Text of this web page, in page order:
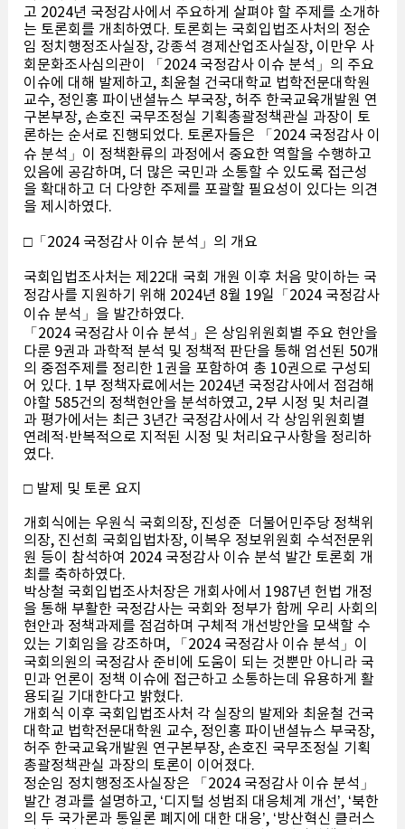
고 2024년 국정감사에서 주요하게 살펴야 할 주제를 소개하
는 토론회를 개최하였다. 토론회는 국회입법조사처의 정순
임 정치행정조사실장, 강종석 경제산업조사실장, 이만우 사
회문화조사심의관이 「2024 국정감사 이슈 분석」의 주요
이슈에 대해 발제하고, 최윤철 건국대학교 법학전문대학원
교수, 정인홍 파이낸셜뉴스 부국장, 허주 한국교육개발원 연
구본부장, 손호진 국무조정실 기획총괄정책관실 과장이 토
론하는 순서로 진행되었다. 토론자들은 「2024 국정감사 이
슈 분석」이 정책환류의 과정에서 중요한 역할을 수행하고
있음에 공감하며, 더 많은 국민과 소통할 수 있도록 접근성
을 확대하고 더 다양한 주제를 포괄할 필요성이 있다는 의견
을 제시하였다.
□「2024 국정감사 이슈 분석」의 개요
국회입법조사처는 제22대 국회 개원 이후 처음 맞이하는 국
정감사를 지원하기 위해 2024년 8월 19일「2024 국정감사
이슈 분석」을 발간하였다.
「2024 국정감사 이슈 분석」은 상임위원회별 주요 현안을
다룬 9권과 과학적 분석 및 정책적 판단을 통해 엄선된 50개
의 중점주제를 정리한 1권을 포함하여 총 10권으로 구성되
어 있다. 1부 정책자료에서는 2024년 국정감사에서 점검해
야할 585건의 정책현안을 분석하였고, 2부 시정 및 처리결
과 평가에서는 최근 3년간 국정감사에서 각 상임위원회별
연례적·반복적으로 지적된 시정 및 처리요구사항을 정리하
였다.
□ 발제 및 토론 요지
개회식에는 우원식 국회의장, 진성준 더불어민주당 정책위
의장, 진선희 국회입법차장, 이복우 정보위원회 수석전문위
원 등이 참석하여 2024 국정감사 이슈 분석 발간 토론회 개
최를 축하하였다.
박상철 국회입법조사처장은 개회사에서 1987년 헌법 개정
을 통해 부활한 국정감사는 국회와 정부가 함께 우리 사회의
현안과 정책과제를 점검하며 구체적 개선방안을 모색할 수
있는 기회임을 강조하며, 「2024 국정감사 이슈 분석」이
국회의원의 국정감사 준비에 도움이 되는 것뿐만 아니라 국
민과 언론이 정책 이슈에 접근하고 소통하는데 유용하게 활
용되길 기대한다고 밝혔다.
개회식 이후 국회입법조사처 각 실장의 발제와 최윤철 건국
대학교 법학전문대학원 교수, 정인홍 파이낸셜뉴스 부국장,
허주 한국교육개발원 연구본부장, 손호진 국무조정실 기획
총괄정책관실 과장의 토론이 이어졌다.
정순임 정치행정조사실장은 「2024 국정감사 이슈 분석」
발간 경과를 설명하고, ‘디지털 성범죄 대응체계 개선’, ‘북한
의 두 국가론과 통일론 폐지에 대한 대응’, ‘방산혁신 클러스